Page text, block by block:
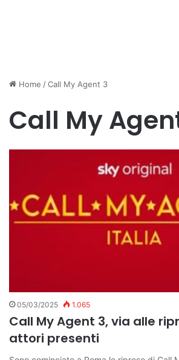
Home /Call My Agent 3
Call My
05/03/2025 1.065
Call My Agent 3, via alle
attori presenti